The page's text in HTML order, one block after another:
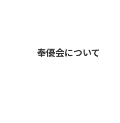
奉優会について